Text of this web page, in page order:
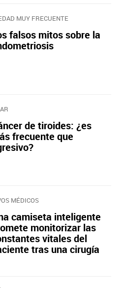
MUY FRECUENTE
falsos mitos sobre la
de tiroides: ¿es
frecuente que
MÉDICOS
camiseta inteligente
monitorizar las
vitales del
tras una cirugía